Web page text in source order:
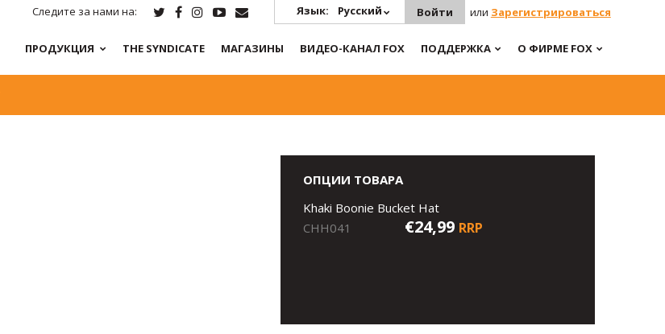
Следите за нами на: Язык: Русский Войти или Зарегистрироваться
ПРОДУКЦИЯ THE SYNDICATE МАГАЗИНЫ ВИДЕО-КАНАЛ FOX ПОДДЕРЖКА О ФИРМЕ FOX
ОПЦИИ ТОВАРА
Khaki Boonie Bucket Hat
CHH041
€24,99 RRP